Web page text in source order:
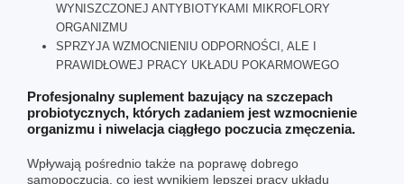
WYNISZCZONEJ ANTYBIOTYKAMI MIKROFLORY
ORGANIZMU
SPRZYJA WZMOCNIENIU ODPORNOŚCI, ALE I
PRAWIDŁOWEJ PRACY UKŁADU POKARMOWEGO
Profesjonalny suplement bazujący na szczepach
probiotycznych, których zadaniem jest wzmocnienie
organizmu i niwelacja ciągłego poczucia zmęczenia.
Wpływają pośrednio także na poprawę dobrego
samopoczucia, co jest wynikiem lepszej pracy układu